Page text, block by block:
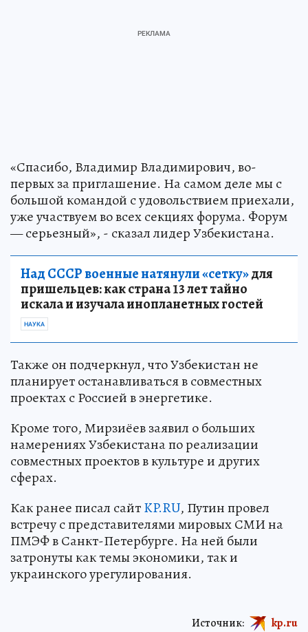
«Спасибо, Владимир Владимирович, во-
первых за приглашение. На самом деле мы с
большой командой с удовольствием приехали,
уже участвуем во всех секциях форума. Форум
— серьезный», - сказал лидер Узбекистана.
Над СССР военные натянули «сетку»для
пришельцев: как страна 13 лет тайно
искала и изучала инопланетных гостей
НАУКА
Также он подчеркнул, что Узбекистан не
планирует останавливаться в совместных
проектах с Россией в энергетике.
Кроме того, Мирзиёев заявил о больших
намерениях Узбекистана по реализации
совместных проектов в культуре и других
сферах.
Как ранее писал сайтKP.RU, Путин провел
встречу с представителями мировых СМИ на
ПМЭФ в Санкт-Петербурге. На ней были
затронуты как темы экономики, так и
украинского урегулирования.
Источник: kp.ru